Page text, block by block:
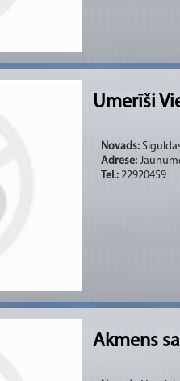
Umerīši
Novads:
Adrese:
Tel.: 22920459
Akmens